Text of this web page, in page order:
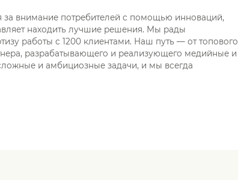
внимание потребителей с помощью инноваций,
находить лучшие решения. Мы рады
работы с 1200 клиентами. Наш путь — от топового
разрабатывающего и реализующего медийные и
и амбициозные задачи, и мы всегда